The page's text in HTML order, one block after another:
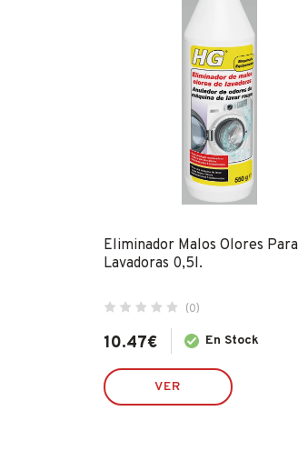
Eliminador Malos Olores Para
Lavadoras 0,5l.
(0)
10.47€ En Stock
VER